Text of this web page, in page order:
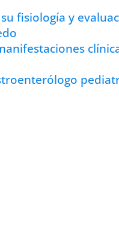
fisiología y